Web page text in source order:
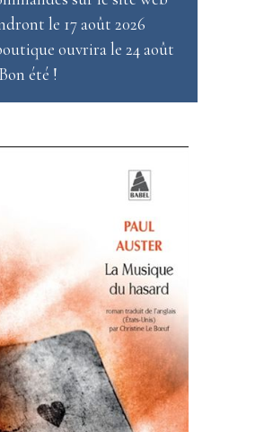
le 17 août 2026
ouvrira le 24 août
été !